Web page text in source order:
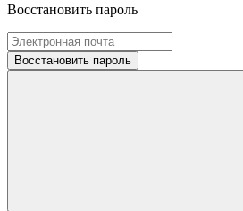
Восстановить пароль
Восстановить пароль